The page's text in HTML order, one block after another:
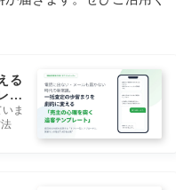
る
ー
ま